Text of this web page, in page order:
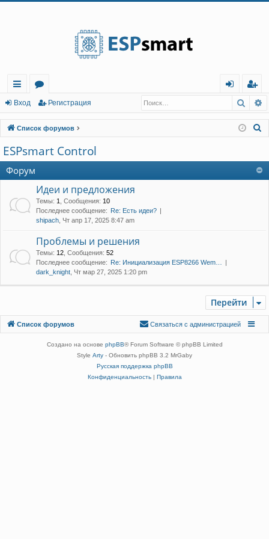
с
ы
лк
и
о
ру
м
ы
д
г
ис
тр
Вход Регистрация
Список форумов
к
ESPsmart Control
Форум
Идеи и предложения
Темы: 1 Сообщения: 10
Последнее сообщение: Re: Есть идеи?
shipach , Чт апр 17, 2025 8:47 am
Проблемы и решения
Темы: 12 Сообщения: 52
Последнее сообщение: Re: Инициализация ESP8266 Wem…
dark_knight , Чт мар 27, 2025 1:20 pm
Перейти
Список форумов
Связаться с
Связаться с администрацией
Создано на основе phpBB® Forum Software © phpBB Limited
Style Arty - Обновить phpBB 3.2 MrGaby
Русская поддержка phpBB
Конфиденциальность| Правила